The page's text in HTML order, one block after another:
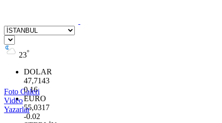
23°
DOLAR
47,7143
0.16
EURO
55,0317
-0.02
Foto Galeri
Video
Yazarlar